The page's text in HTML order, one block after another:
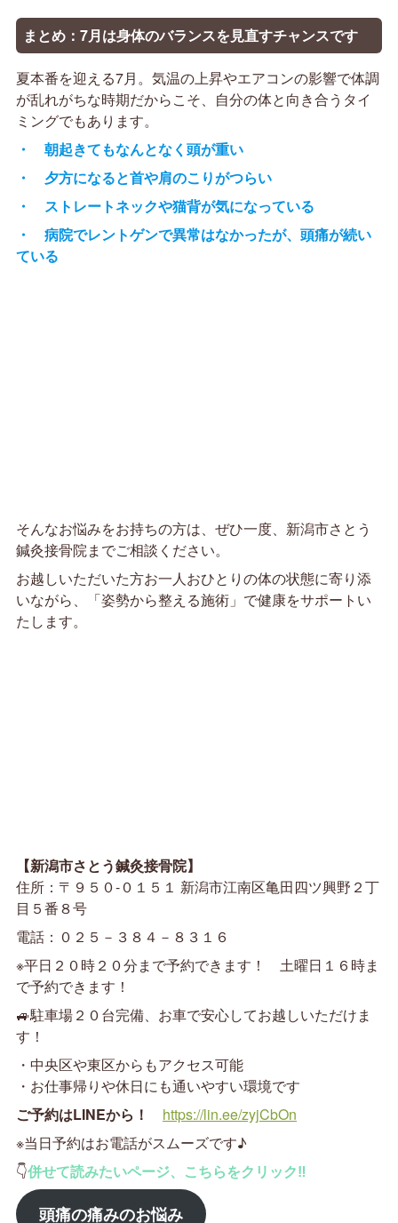
まとめ：7月は身体のバランスを見直すチャンスです
夏本番を迎える7月。気温の上昇やエアコンの影響で体調
が乱れがちな時期だからこそ、自分の体と向き合うタイ
ミングでもあります。
・ 朝起きてもなんとなく頭が重い
・ 夕方になると首や肩のこりがつらい
・ ストレートネックや猫背が気になっている
・ 病院でレントゲンで異常はなかったが、頭痛が続い
ている
そんなお悩みをお持ちの方は、ぜひ一度、新潟市さとう
鍼灸接骨院までご相談ください。
お越しいただいた方お一人おひとりの体の状態に寄り添
いながら、「姿勢から整える施術」で健康をサポートい
たします。
【新潟市さとう鍼灸接骨院】
住所：〒９５０-０１５１ 新潟市江南区亀田四ツ興野２丁
目５番８号
電話：０２５－３８４－８３１６
※平日２０時２０分まで予約できます！ 土曜日１６時ま
で予約できます！
🚙駐車場２０台完備、お車で安心してお越しいただけま
す！
・中央区や東区からもアクセス可能
・お仕事帰りや休日にも通いやすい環境です
ご予約はLINEから！
https://lin.ee/zyjCbOn
※当日予約はお電話がスムーズです♪
👇併せて読みたいページ、こちらをクリック‼
頭痛の痛みのお悩み